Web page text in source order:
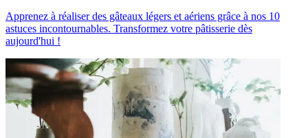
Apprenez à réaliser des gâteaux légers et aériens grâce à nos 10
astuces incontournables. Transformez votre pâtisserie dès
aujourd'hui !